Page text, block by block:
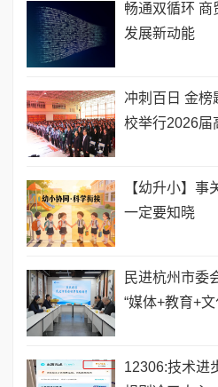
畅通双循环 商
发展新动能
冲刺百日 金榜
校举行2026届
【幼升小】
一定要知晓
民进杭州市委
“媒体+教育+
12306:技术进